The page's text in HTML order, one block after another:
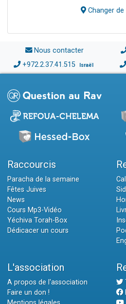
Changer de
Nous contacter
+972.2.37.41.515 Israël
Raccourcis
Paracha de la semaine
Fêtes Juives
News
Cours Mp3-Vidéo
Yéchiva Torah-Box
Dédicacer un cours
L'association
A propos de l'association
Faire un don !